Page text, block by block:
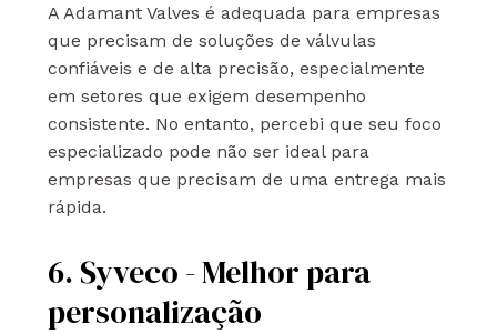
A Adamant Valves é adequada para empresas
que precisam de soluções de válvulas
confiáveis e de alta precisão, especialmente
em setores que exigem desempenho
consistente. No entanto, percebi que seu foco
especializado pode não ser ideal para
empresas que precisam de uma entrega mais
rápida.
6. Syveco - Melhor para
personalização